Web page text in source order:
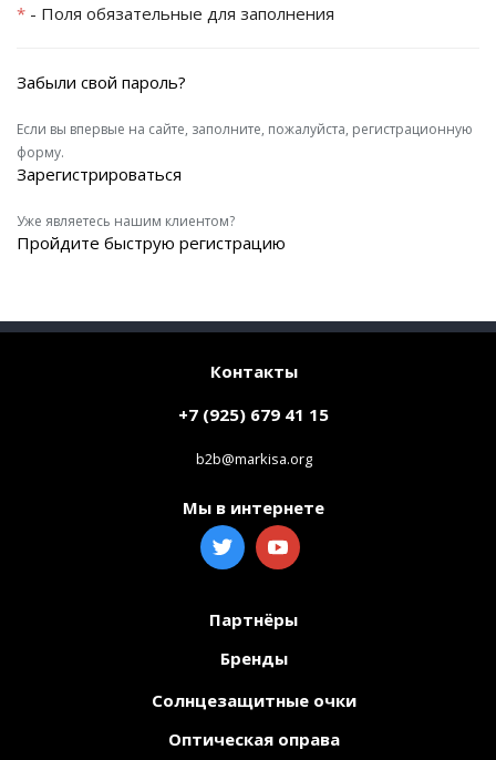
* - Поля обязательные для заполнения
Забыли свой пароль?
Если вы впервые на сайте, заполните, пожалуйста, регистрационную
форму.
Зарегистрироваться
Уже являетесь нашим клиентом?
Пройдите быструю регистрацию
Контакты
+7 (925) 679 41 15
b2b@markisa.org
Мы в интернете
Партнёры
Бренды
Солнцезащитные очки
Оптическая оправа